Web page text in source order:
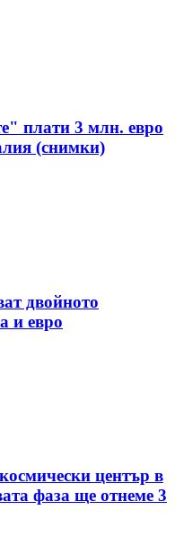
плати 3 млн. евро
(снимки)
двойното
и евро
център в
фаза ще отнеме 3